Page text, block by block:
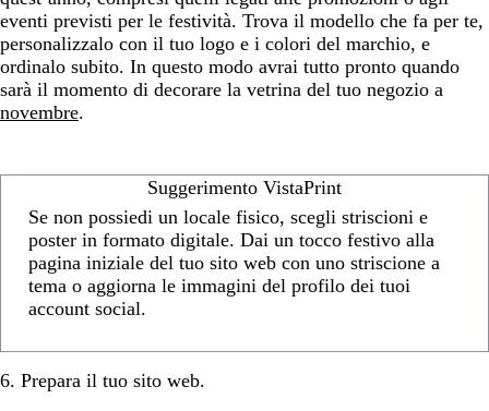
eventi previsti per le festività. Trova il modello che fa per te,
personalizzalo con il tuo logo e i colori del marchio, e
ordinalo subito. In questo modo avrai tutto pronto quando
sarà il momento di decorare la vetrina del tuo negozio a
novembre.
Suggerimento VistaPrint
Se non possiedi un locale fisico, scegli striscioni e
poster in formato digitale. Dai un tocco festivo alla
pagina iniziale del tuo sito web con uno striscione a
tema o aggiorna le immagini del profilo dei tuoi
account social.
6. Prepara il tuo sito web.